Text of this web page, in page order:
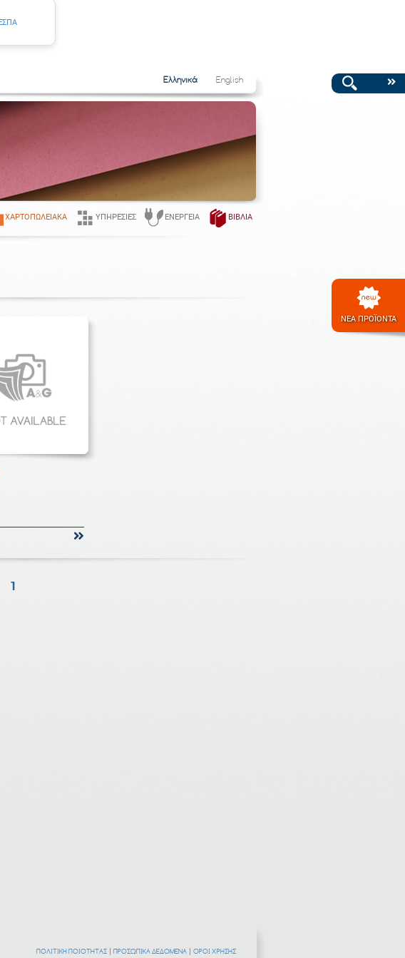
ΝΕΑ ΠΡΟΪΟΝΤΑ
Ελληνικά English
ΧΑΡΤΟΠΩΛΕΙΑΚΆ ΥΠΗΡΕΣΊΕΣ ΕΝΈΡΓΕΙΑ ΒΙΒΛΊΑ
1
ΠΟΛΙΤΙΚΗ ΠΟΙΟΤΗΤΑΣ| ΠΡΟΣΩΠΙΚΑ ΔΕΔΟΜΕΝΑ| ΟΡΟΙ ΧΡΗΣΗΣ